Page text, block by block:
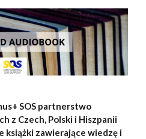
SOS partnerstwo
z Czech, Polski i Hiszpanii
książki zawierające wiedzę i